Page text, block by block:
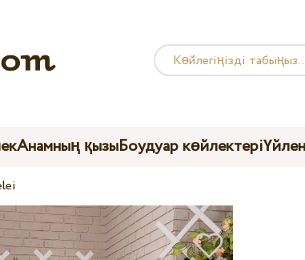
Анамның қызыБоудуар көйлектері